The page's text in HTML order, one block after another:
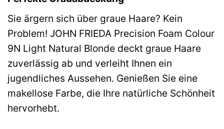
Sie ärgern sich über graue Haare? Kein
Problem! JOHN FRIEDA Precision Foam Colour
9N Light Natural Blonde deckt graue Haare
zuverlässig ab und verleiht Ihnen ein
jugendliches Aussehen. Genießen Sie eine
makellose Farbe, die Ihre natürliche Schönheit
hervorhebt.